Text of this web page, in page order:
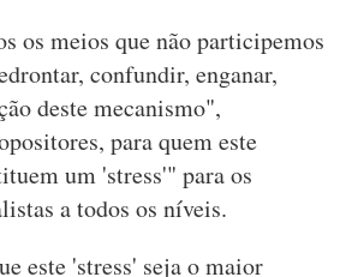
os meios que não participemos
confundir, enganar,
deste mecanismo",
para quem este
um 'stress'" para os
a todos os níveis.
este 'stress' seja o maior